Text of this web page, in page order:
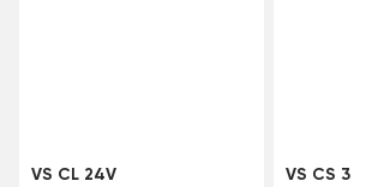
VS CL 24V VS CS 3